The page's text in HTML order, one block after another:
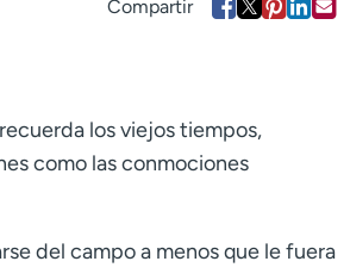
los viejos tiempos,
como las conmociones
del campo a menos que le fuera